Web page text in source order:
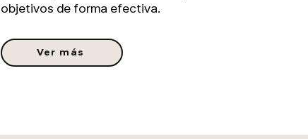
objetivos de forma efectiva.
Ver más